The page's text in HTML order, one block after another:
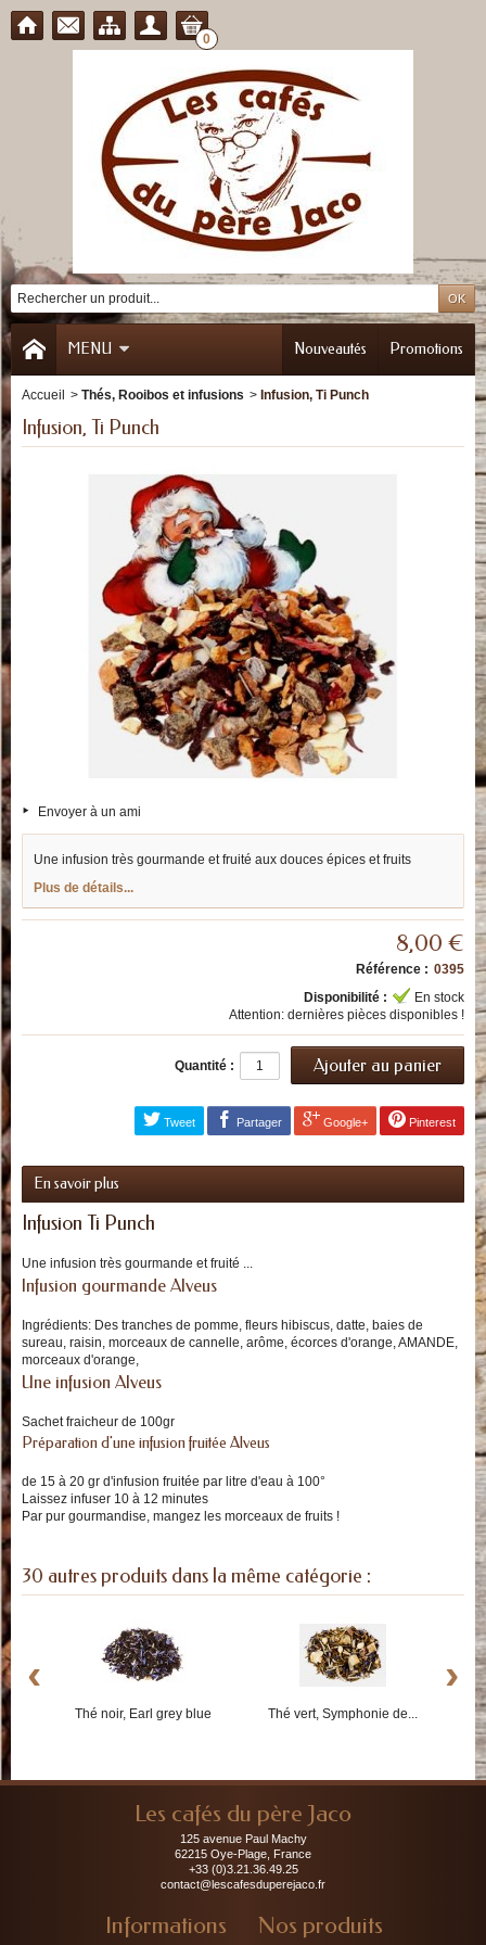
0
MENU Promotions
Nouveautés
Accueil > Thés, Rooibos et infusions > Infusion, Ti Punch
Infusion, Ti Punch
Envoyer à un ami
Une infusion très gourmande et fruité aux douces épices et fruits
Plus de détails...
8,00 €
Référence : 0395
Disponibilité :
En stock
Attention: dernières pièces disponibles !
Quantité :
Tweet Partager Google+ Pinterest
En savoir plus
Infusion Ti Punch
Une infusion très gourmande et fruité ...
Infusion gourmande Alveus
Ingrédients: Des tranches de pomme, fleurs hibiscus, datte, baies de
sureau, raisin, morceaux de cannelle, arôme, écorces d'orange, AMANDE,
morceaux d'orange,
Une infusion Alveus
Sachet fraicheur de 100gr
Préparation d'une infusion fruitée Alveus
de 15 à 20 gr d'infusion fruitée par litre d'eau à 100°
Laissez infuser 10 à 12 minutes
Par pur gourmandise, mangez les morceaux de fruits !
30 autres produits dans la même catégorie :
Thé noir, Earl grey blue Thé vert, Symphonie de...
‹ ›
Les cafés du père Jaco
125 avenue Paul Machy
62215 Oye-Plage, France
+33 (0)3.21.36.49.25
contact@lescafesduperejaco.fr
Informations Nos produits